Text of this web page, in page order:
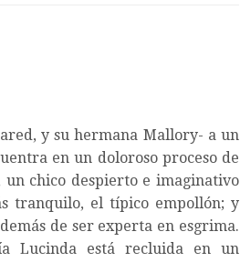
y su hermana Mallory- a un
en un doloroso proceso de
un chico despierto e imaginativo
tranquilo, el típico empollón; y
de ser experta en esgrima.
Lucinda está recluida en un